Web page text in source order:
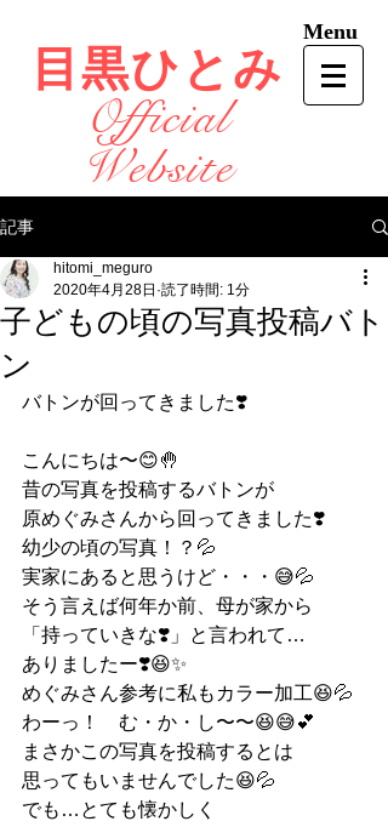
Menu
目黒ひとみ
Official
Website
記事
子どもの頃の写真投稿バト
ン
hitomi_meguro
2020年4月28日 読了時間: 1分
バトンが回ってきました❣️
こんにちは〜😊🤚
昔の写真を投稿するバトンが
原めぐみさんから回ってきました❣️
幼少の頃の写真！？💦
実家にあると思うけど・・・😅💦
そう言えば何年か前、母が家から
「持っていきな❣️」と言われて…
ありましたー❣️😆✨
めぐみさん参考に私もカラー加工😆💦
わーっ！　む・か・し〜〜😆😅💕
まさかこの写真を投稿するとは
思ってもいませんでした😆💦
でも…とても懐かしく